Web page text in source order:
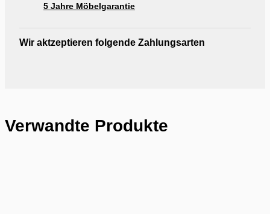
5 Jahre Möbelgarantie
Wir aktzeptieren folgende Zahlungsarten
Verwandte Produkte